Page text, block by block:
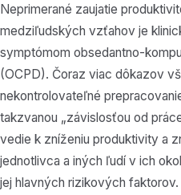
Neprimerané zaujatie
medziľudských vzťahov je
symptómom obsedantno-
(OCPD). Čoraz viac dôkazov
nekontrolovateľné
takzvanou „závislosťou od
vedie k zníženiu produktivity a
jednotlivca a iných ľudí v ich
jej hlavných rizikových